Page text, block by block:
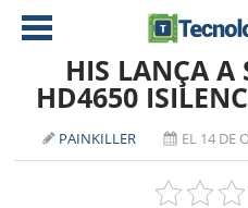
AMD
TABLETS
HIS LANÇA A
HD4650
PAINKILLER EL 14 DE